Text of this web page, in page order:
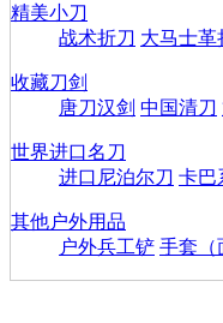
精美小刀
战术折刀 大马士革
收藏刀剑
唐刀汉剑 中国清刀
世界进口名刀
进口尼泊尔刀 卡巴
其他户外用品
户外兵工铲 手套（